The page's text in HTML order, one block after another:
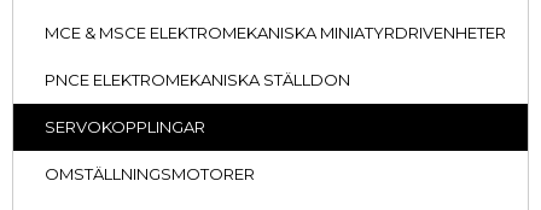
MCE & MSCE ELEKTROMEKANISKA MINIATYRDRIVENHETER
PNCE ELEKTROMEKANISKA STÄLLDON
SERVOKOPPLINGAR
OMSTÄLLNINGSMOTORER